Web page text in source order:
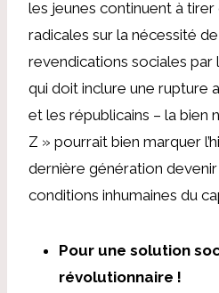
les jeunes continuent à
radicales sur la nécessité
revendications sociales par
qui doit inclure une rupture
et les républicains – la bien
Z » pourrait bien marquer
dernière génération
conditions inhumaines du
Pour une solution
révolutionnaire !